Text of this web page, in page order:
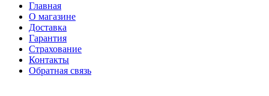
Главная
О магазине
Доставка
Гарантия
Страхование
Контакты
Обратная связь